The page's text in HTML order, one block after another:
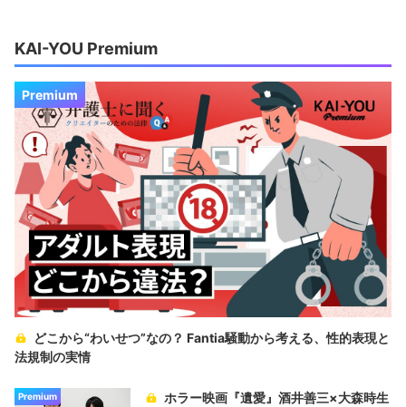
KAI-YOU Premium
Premium
どこから“わいせつ”なの？ Fantia騒動から考える、性的表現と
法規制の実情
Premium
ホラー映画『遺愛』酒井善三×大森時生